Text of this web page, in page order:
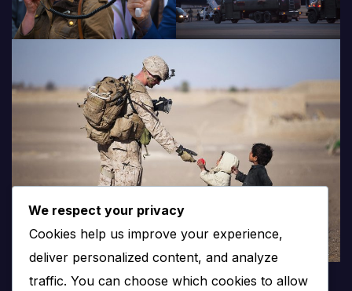
We respect your privacy
Cookies help us improve your experience,
deliver personalized content, and analyze
traffic. You can choose which cookies to allow